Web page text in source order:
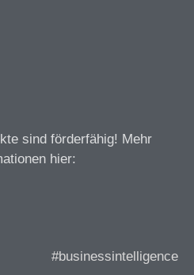
sind förderfähig! Mehr
hier:
#businessintelligence